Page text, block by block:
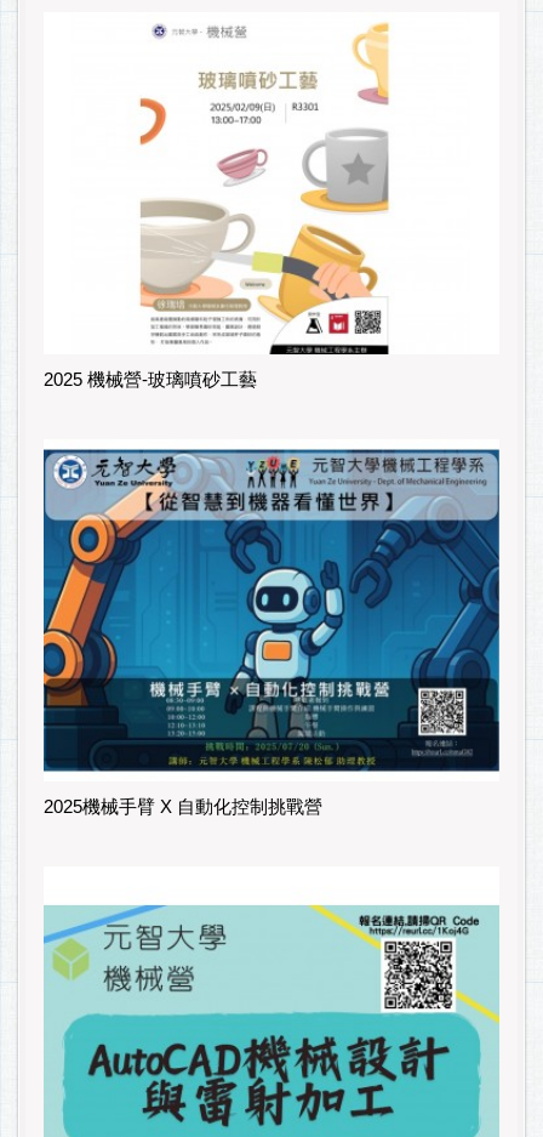
2025 機械營-玻璃噴砂工藝
2025機械手臂 X 自動化控制挑戰營